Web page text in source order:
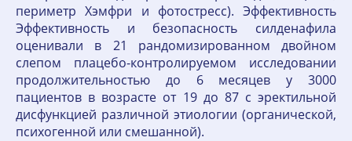
периметр Хэмфри и фотостресс). Эффективность
Эффективность и безопасность силденафила
оценивали в 21 рандомизированном двойном
слепом плацебо-контролируемом исследовании
продолжительностью до 6 месяцев у 3000
пациентов в возрасте от 19 до 87 с эректильной
дисфункцией различной этиологии (органической,
психогенной или смешанной).